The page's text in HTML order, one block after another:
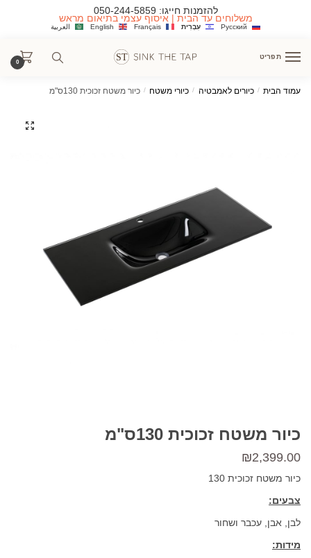
להזמנות חייגו: 050-244-5859
משלוחים עד הבית | איסוף עצמי בתיאום מראש
العربية English Français עִבְרִית Русский
תפריט
0
עמוד הבית / כיורים לאמבטיה / כיורי משטח / כיור משטח זכוכית 130ס"מ
כיור משטח זכוכית 130ס"מ
₪2,399.00
כיור משטח זכוכית 130
צבעים:
לבן, אבן, עכבר ושחור
מידות: